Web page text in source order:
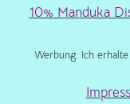
10% Manduka
Werbung: Ich